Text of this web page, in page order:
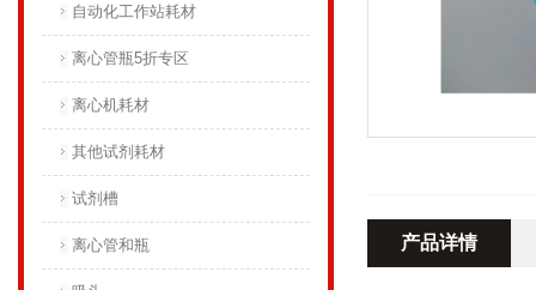
自动化工作站耗材
离心管瓶5折专区
离心机耗材
其他试剂耗材
试剂槽
离心管和瓶 产品详情